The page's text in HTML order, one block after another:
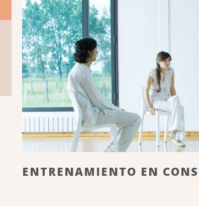
ENTRENAMIENTO EN